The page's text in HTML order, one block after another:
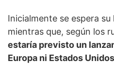
Inicialmente se espera su
mientras que, según los
estaría previsto un
Europa ni Estados Unidos